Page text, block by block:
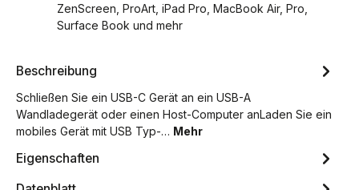
ZenScreen, ProArt, iPad Pro, MacBook Air, Pro,
Surface Book und mehr
Beschreibung
Schließen Sie ein USB-C Gerät an ein USB-A
Wandladegerät oder einen Host-Computer anLaden Sie ein
mobiles Gerät mit USB Typ-… Mehr
Eigenschaften